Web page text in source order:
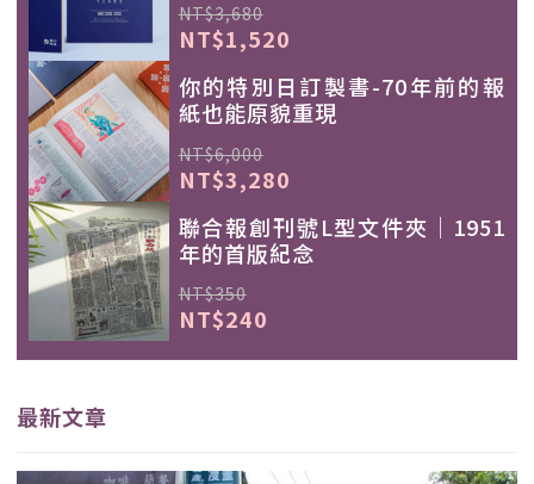
NT$3,680
NT$1,520
你的特別日訂製書-70年前的報
紙也能原貌重現
NT$6,000
NT$3,280
聯合報創刊號L型文件夾｜1951
年的首版紀念
NT$350
NT$240
最新文章